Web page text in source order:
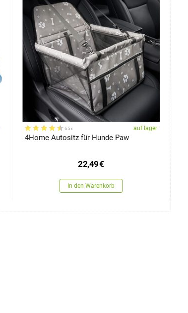
65x auf lager
4Home Autositz für Hunde Paw
22,49€
In den Warenkorb